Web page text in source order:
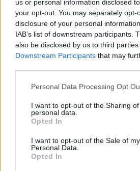
us or personal information disclosed
your opt-out. You may separately opt-
disclosure of your personal
IAB’s list of downstream participants.
also be disclosed by us to third
Downstream Participants that may
Please note that this website/app
not limited to your visit or usage
grant or deny consent to Google and
use your data for below specified
consent section.
Personal Data Processing Opt
I want to opt-out of the Sharing
personal data.
Opted In
I want to opt-out of the Sale of my
Personal Data.
Opted In
Continua a leggere
BELLEZZA